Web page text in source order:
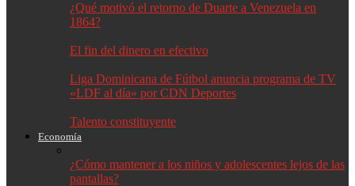
¿Qué motivó el retorno de Duarte a Venezuela en
1864?
El fin del dinero en efectivo
Liga Dominicana de Fútbol anuncia programa de TV
«LDF al día» por CDN Deportes
Talento constituyente
Economía
¿Cómo mantener a los niños y adolescentes lejos de las
pantallas?